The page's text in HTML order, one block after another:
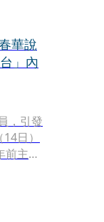
華說
」內
，引發
日）
前主動